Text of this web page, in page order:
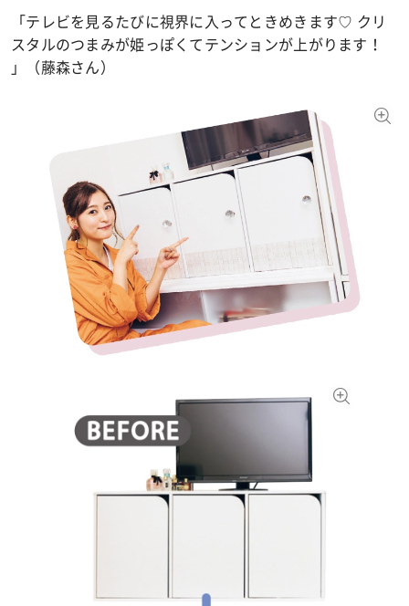
「テレビを見るたびに視界に入ってときめきます♡ クリ
スタルのつまみが姫っぽくてテンションが上がります！
」（藤森さん）